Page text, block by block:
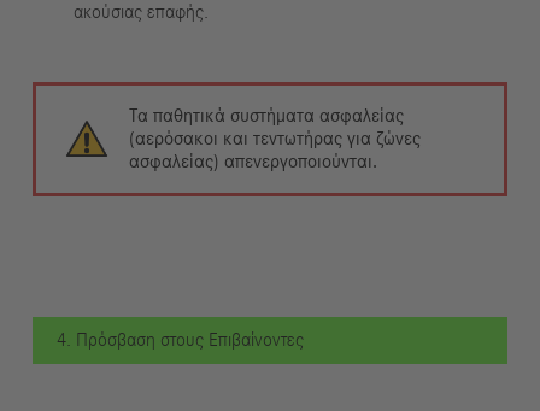
ακούσιας επαφής.
Τα παθητικά συστήματα ασφαλείας
(αερόσακοι και τεντωτήρας για ζώνες
ασφαλείας) απενεργοποιούνται.
4. Πρόσβαση στους Επιβαίνοντες